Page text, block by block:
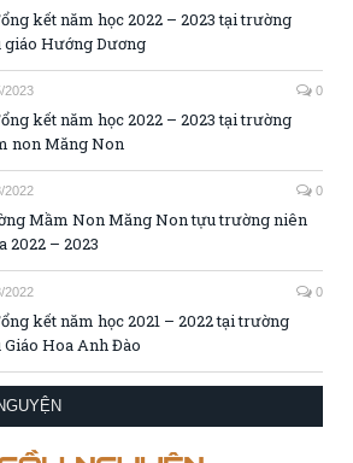
kết năm học 2022 – 2023 tại trường
giáo Hướng Dương
2023 0
kết năm học 2022 – 2023 tại trường
non Măng Non
2022 0
Mầm Non Măng Non tựu trường niên
2022 – 2023
2022 0
kết năm học 2021 – 2022 tại trường
Giáo Hoa Anh Đào